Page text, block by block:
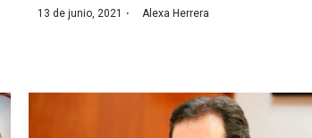
13 de junio, 2021 · Alexa Herrera